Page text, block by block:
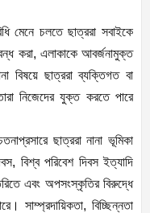
মেনে চলতে ছাত্ররা সবাইকে
করা, এলাকাকে আবর্জনামুক্ত
বিষয়ে ছাত্ররা ব্যক্তিগত বা
নিজেদের যুক্ত করতে পারে
ছাত্ররা নানা ভূমিকা
বিশ্ব পরিবেশ দিবস ইত্যাদি
এবং অপসংস্কৃতির বিরুদ্ধে
সাম্প্রদায়িকতা, বিচ্ছিন্নতা